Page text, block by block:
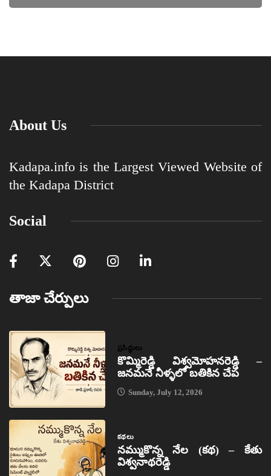
About Us
Kadapa.info is the Largest Viewed Website of
the Kadapa District
Social
తాజా చేర్పులు
ప్రసిద్ధులు
కొమ్మిరెడ్డి విశ్వమోహనరెడ్డి –
జనమనే నీళ్ళలో బతికిన చేప
Sunday, July 12, 2026
కథలు
నమ్ముకొన్న నేల (కథ) – కేతు
విశ్వనాథరెడ్డి